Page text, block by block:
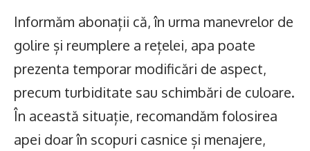
Informăm abonații că, în urma manevrelor de
golire și reumplere a rețelei, apa poate
prezenta temporar modificări de aspect,
precum turbiditate sau schimbări de culoare.
În această situație, recomandăm folosirea
apei doar în scopuri casnice și menajere,